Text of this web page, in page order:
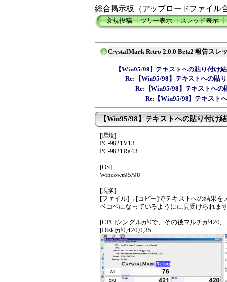
総合掲示板（アップロードファイル
新規投稿┃ツリー表示┃スレッド表示┃
CrystalMark Retro 2.0.0 Beta2 報告スレ
【Win95/98】テキストへの貼り付け
Re:【Win95/98】テキストへの貼
Re:【Win95/98】テキストへの
Re:【Win95/98】テキスト
【Win95/98】テキストへの貼り付け
[環境]
PC-9821V13
PC-9821Ra43
[OS]
Windows95/98
[現象]
[ファイル]→[コピー]でテキストへの結果を
ベコベになっているようにに見受けられます
[CPU]シングルが0で、その後マルチが420,
[Disk]が0,420,0,35